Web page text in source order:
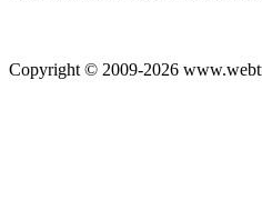
Copyright © 2009-2026